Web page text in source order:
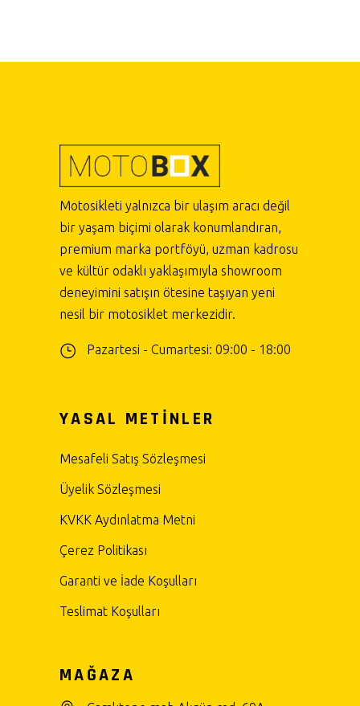
Motosikleti yalnızca bir ulaşım aracı değil
bir yaşam biçimi olarak konumlandıran,
premium marka portföyü, uzman kadrosu
ve kültür odaklı yaklaşımıyla showroom
deneyimini satışın ötesine taşıyan yeni
nesil bir motosiklet merkezidir.
Pazartesi - Cumartesi: 09:00 - 18:00
YASAL METİNLER
Mesafeli Satış Sözleşmesi
Üyelik Sözleşmesi
KVKK Aydınlatma Metni
Çerez Politikası
Garanti ve İade Koşulları
Teslimat Koşulları
MAĞAZA